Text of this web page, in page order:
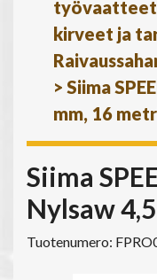
työvaatteet
kirveet ja
> Siima
mm, 16
Siima
Nylsaw
Tuotenumero: